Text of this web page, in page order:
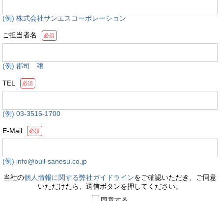
(例) 株式会社サンエスコーポレーション
ご担当者名 必須
(例) 郡司 穣
TEL 必須
(例) 03-3516-1700
E-Mail 必須
(例) info@buil-sanesu.co.jp
当社の個人情報に関する弊社ガイドラインをご確認いただき、ご同意
いただけたら、送信ボタンを押してください。